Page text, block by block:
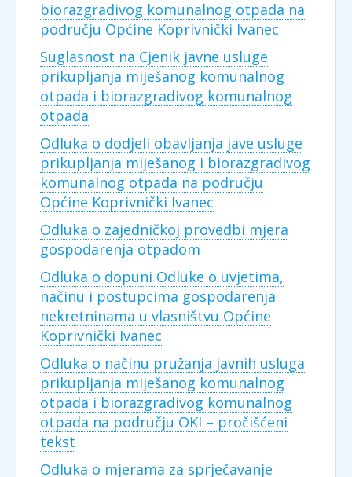
biorazgradivog komunalnog otpada na
području Općine Koprivnički Ivanec
Suglasnost na Cjenik javne usluge
prikupljanja miješanog komunalnog
otpada i biorazgradivog komunalnog
otpada
Odluka o dodjeli obavljanja jave usluge
prikupljanja miješanog i biorazgradivog
komunalnog otpada na području
Općine Koprivnički Ivanec
Odluka o zajedničkoj provedbi mjera
gospodarenja otpadom
Odluka o dopuni Odluke o uvjetima,
načinu i postupcima gospodarenja
nekretninama u vlasništvu Općine
Koprivnički Ivanec
Odluka o načinu pružanja javnih usluga
prikupljanja miješanog komunalnog
otpada i biorazgradivog komunalnog
otpada na području OKI – pročišćeni
tekst
Odluka o mjerama za sprječavanje